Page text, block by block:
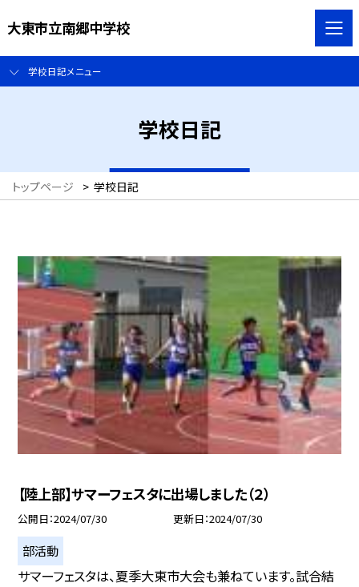
大東市立南郷中学校
学校日記メニュー
学校日記
トップページ > 学校日記
【陸上部】サマーフェスタに出場しました（２）
公開日 2024/07/30 更新日 2024/07/30
部活動
サマーフェスタは、夏季大東市大会も兼ねています。試合結